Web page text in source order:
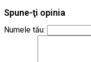
Spune-ţi opinia
Numele tău: